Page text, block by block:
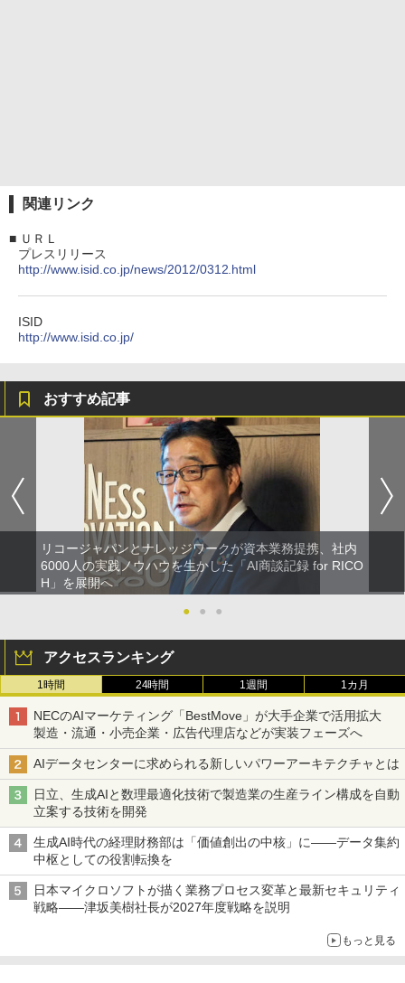
関連リンク
■ ＵＲＬ
プレスリリース
http://www.isid.co.jp/news/2012/0312.html
ISID
http://www.isid.co.jp/
おすすめ記事
リコージャパンとナレッジワークが資本業務提携、社内
6000人の実践ノウハウを生かした「AI商談記録 for RICO
H」を展開へ
●
● ●
アクセスランキング
1時間 24時間 1週間 1カ月
NECのAIマーケティング「BestMove」が大手企業で活用拡大
製造・流通・小売企業・広告代理店などが実装フェーズへ
AIデータセンターに求められる新しいパワーアーキテクチャとは
日立、生成AIと数理最適化技術で製造業の生産ライン構成を自動
立案する技術を開発
生成AI時代の経理財務部は「価値創出の中核」に――データ集約
中枢としての役割転換を
日本マイクロソフトが描く業務プロセス変革と最新セキュリティ
戦略――津坂美樹社長が2027年度戦略を説明
もっと見る